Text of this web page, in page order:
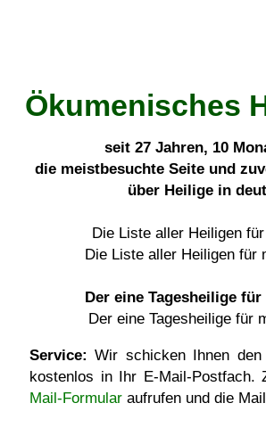
Ökumenisches
seit 27 Jahren, 10
die meistbesuchte Seite und
über Heilige in
Die Liste aller Heiligen
Die Liste aller Heiligen für
Der eine Tagesheilige für
Der eine Tagesheilige für
Service: Wir schicken Ihnen
kostenlos in Ihr E-Mail-Postfach.
Mail-Formular aufrufen und die